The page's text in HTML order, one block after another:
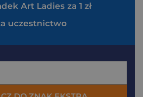
Art Ladies za 1 zł
uczestnictwo